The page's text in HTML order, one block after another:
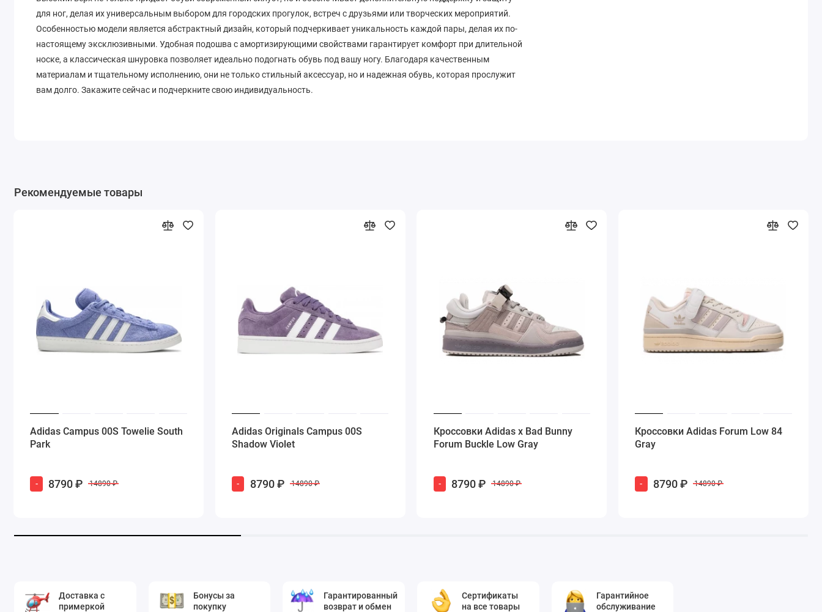
для ног, делая их универсальным выбором для городских прогулок, встреч с друзьями или творческих мероприятий.
Особенностью модели является абстрактный дизайн, который подчеркивает уникальность каждой пары, делая их по-
настоящему эксклюзивными. Удобная подошва с амортизирующими свойствами гарантирует комфорт при длительной
носке, а классическая шнуровка позволяет идеально подогнать обувь под вашу ногу. Благодаря качественным
материалам и тщательному исполнению, они не только стильный аксессуар, но и надежная обувь, которая прослужит
вам долго. Закажите сейчас и подчеркните свою индивидуальность.
Рекомендуемые товары
Adidas Campus 00S Towelie South
Park
- 8790 ₽ 14890 ₽
Adidas Originals Campus 00S
Shadow Violet
- 8790 ₽ 14890 ₽
Кроссовки Adidas x Bad Bunny
Forum Buckle Low Gray
- 8790 ₽ 14890 ₽
Кроссовки Adidas Forum Low 84
Gray
- 8790 ₽ 14890 ₽
Доставка с
примеркой
Бонусы за
покупку
Гарантированный
возврат и обмен
Сертификаты
на все товары
Гарантийное
обслуживание